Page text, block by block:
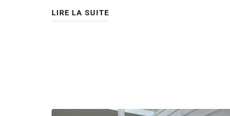
LIRE LA SUITE